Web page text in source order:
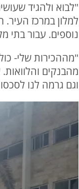
"לבוא ולהגיד
למלון במרכז
נוספים. עבור בתי מלון
וגם גרמה לנו